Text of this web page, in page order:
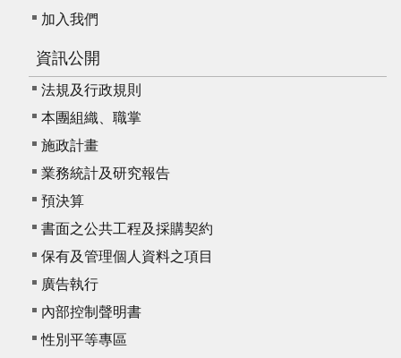
加入我們
資訊公開
法規及行政規則
本團組織、職掌
施政計畫
業務統計及研究報告
預決算
書面之公共工程及採購契約
保有及管理個人資料之項目
廣告執行
內部控制聲明書
性別平等專區